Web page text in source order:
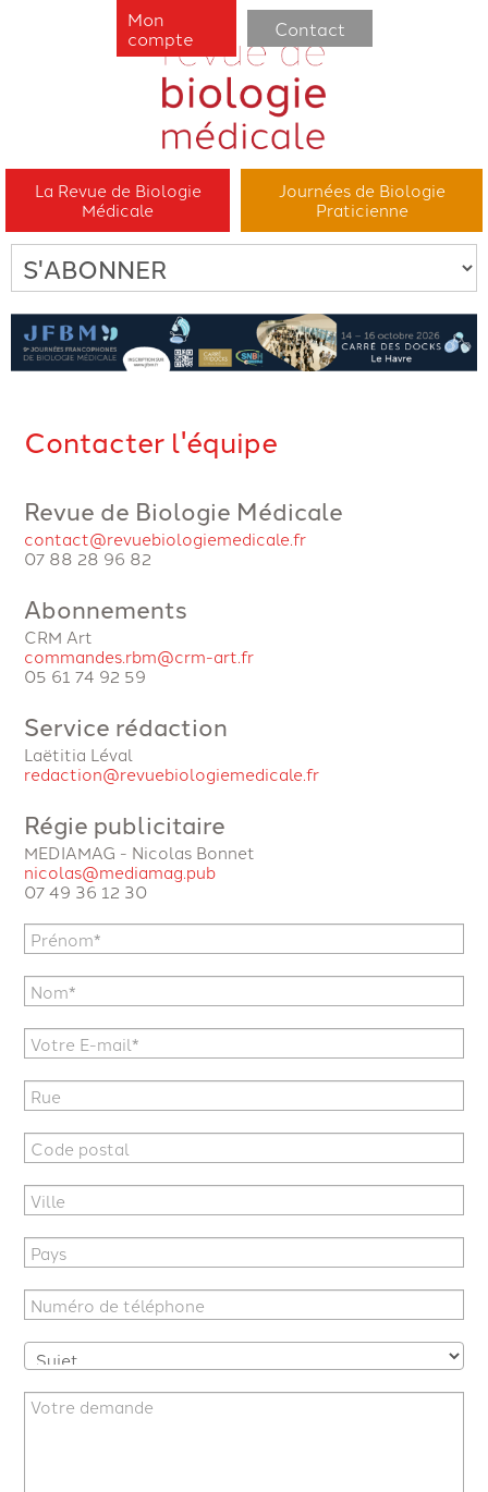
La Revue de Biologie
Médicale
Journées de Biologie
Praticienne
Mon
compte
Contact
Contacter l'équipe
Revue de Biologie Médicale
contact@revuebiologiemedicale.fr
07 88 28 96 82
Abonnements
CRM Art
commandes.rbm@crm-art.fr
05 61 74 92 59
Service rédaction
Laëtitia Léval
redaction@revuebiologiemedicale.fr
Régie publicitaire
MEDIAMAG - Nicolas Bonnet
nicolas@mediamag.pub
07 49 36 12 30